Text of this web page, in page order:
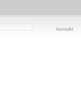
kontakt